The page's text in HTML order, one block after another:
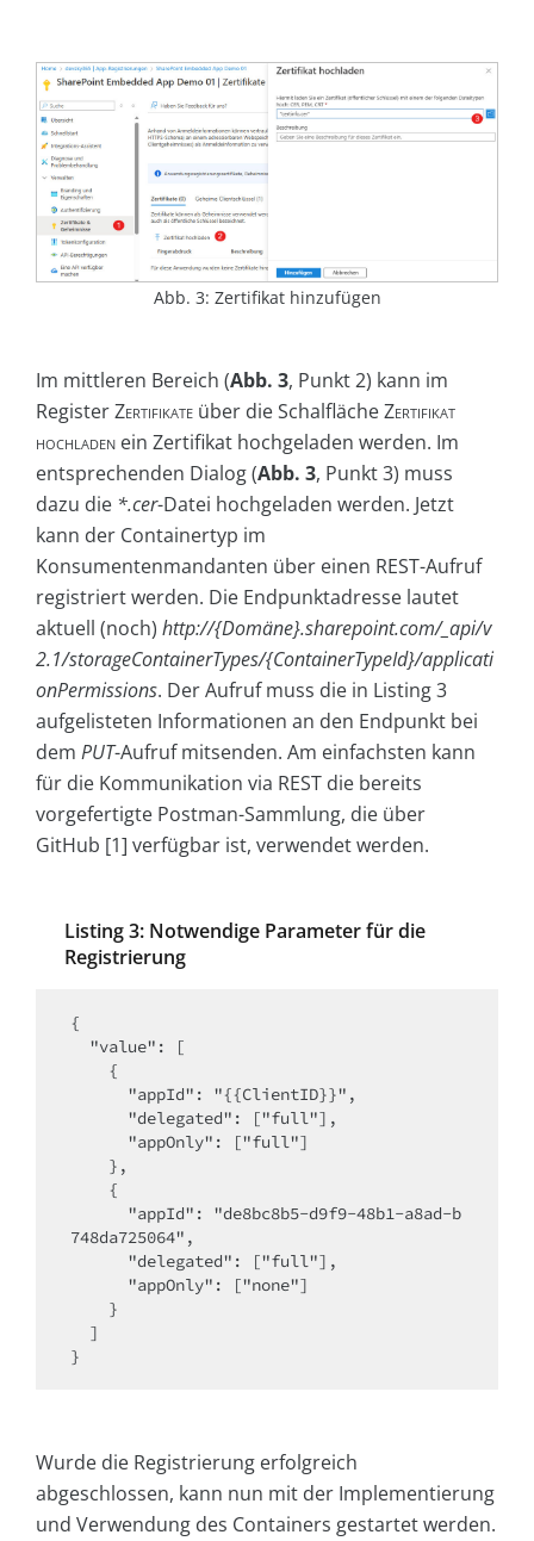
Abb. 3: Zertifikat hinzufügen
Im mittleren Bereich (Abb. 3, Punkt 2) kann im
RegisterZertifikate über die SchalflächeZertifikat
hochladen ein Zertifikat hochgeladen werden. Im
entsprechenden Dialog (Abb. 3, Punkt 3) muss
dazu die *.cer-Datei hochgeladen werden. Jetzt
kann der Containertyp im
Konsumentenmandanten über einen REST-Aufruf
registriert werden. Die Endpunktadresse lautet
aktuell (noch) http://{Domäne}.sharepoint.com/_api/v
2.1/storageContainerTypes/{ContainerTypeId}/applicati
onPermissions. Der Aufruf muss die in Listing 3
aufgelisteten Informationen an den Endpunkt bei
dem PUT-Aufruf mitsenden. Am einfachsten kann
für die Kommunikation via REST die bereits
vorgefertigte Postman-Sammlung, die über
GitHub [1] verfügbar ist, verwendet werden.
Listing 3: Notwendige Parameter für die
Registrierung
{
748da725064",
Wurde die Registrierung erfolgreich
abgeschlossen, kann nun mit der Implementierung
und Verwendung des Containers gestartet werden.